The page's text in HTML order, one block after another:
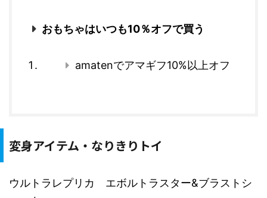
おもちゃはいつも10％オフで買う
amatenでアマギフ10%以上オフ
変身アイテム・なりきりトイ
ウルトラレプリカ エボルトラスター&ブラストシ